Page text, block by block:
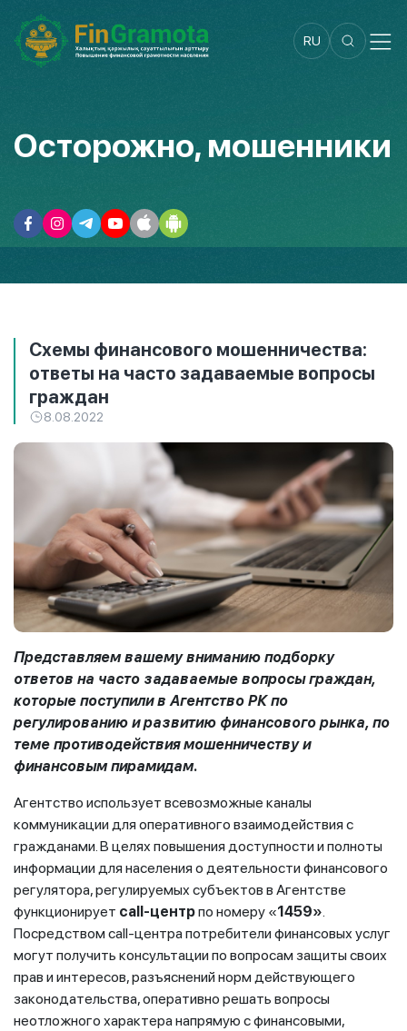
RU
Осторожно, мошенники
Схемы финансового мошенничества:
ответы на часто задаваемые вопросы
граждан
8.08.2022
Представляем вашему вниманию подборку
ответов на часто задаваемые вопросы граждан,
которые поступили вАгентство РК по
регулированию и развитию финансового рынка, по
теме противодействия мошенничеству и
финансовым пирамидам.
Агентство использует всевозможные каналы
коммуникации для оперативного взаимодействия с
гражданами. В целях повышения доступности и полноты
информации для населения о деятельности финансового
регулятора, регулируемых субъектов в Агентстве
функционирует call-центрпо номеру «1459».
Посредством call-центра потребители финансовых услуг
могут получить консультации по вопросам защиты своих
прав и интересов, разъяснений норм действующего
законодательства, оперативно решать вопросы
неотложного характера напрямую с финансовыми,